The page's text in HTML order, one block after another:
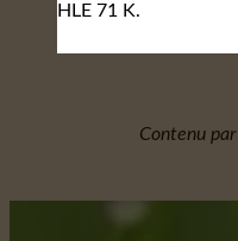
HLE 71 K.
Contenu par